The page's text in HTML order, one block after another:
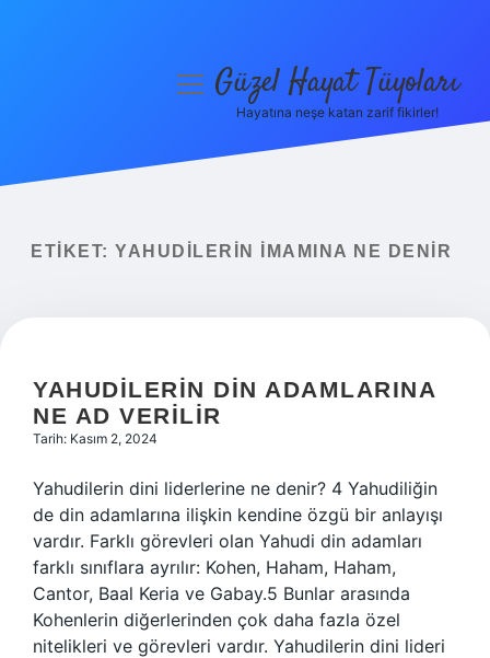
Yasal Uyarı
menüyüGüzel Hayat Tüyoları
Hayatına neşe katan zarif fikirler!
ETIKET: YAHUDILERIN IMAMINA NE DENIR
YAHUDILERIN DIN ADAMLARINA
NE AD VERILIR
Tarih: Kasım 2, 2024
Yahudilerin dini liderlerine ne denir? 4 Yahudiliğin
de din adamlarına ilişkin kendine özgü bir anlayışı
vardır. Farklı görevleri olan Yahudi din adamları
farklı sınıflara ayrılır: Kohen, Haham, Haham,
Cantor, Baal Keria ve Gabay.5 Bunlar arasında
Kohenlerin diğerlerinden çok daha fazla özel
nitelikleri ve görevleri vardır. Yahudilerin dini lideri